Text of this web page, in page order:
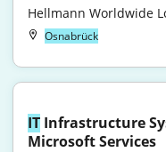
Hellmann Worldwide
Osnabrück
IT Infrastructure
Microsoft Services